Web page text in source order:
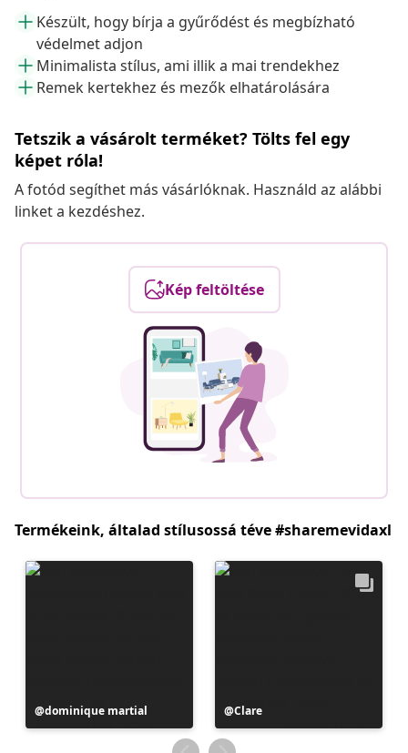
Készült, hogy bírja a gyűrődést és megbízható
védelmet adjon
Minimalista stílus, ami illik a mai trendekhez
Remek kertekhez és mezők elhatárolására
Tetszik a vásárolt terméket? Tölts fel egy
képet róla!
A fotód segíthet más vásárlóknak. Használd az alábbi
linket a kezdéshez.
Kép feltöltése
Termékeink, általad stílusossá téve #sharemevidaxl
Bejegyzés
közzétevője
dominique martial
Bejegyzés
közzétevője
Clare